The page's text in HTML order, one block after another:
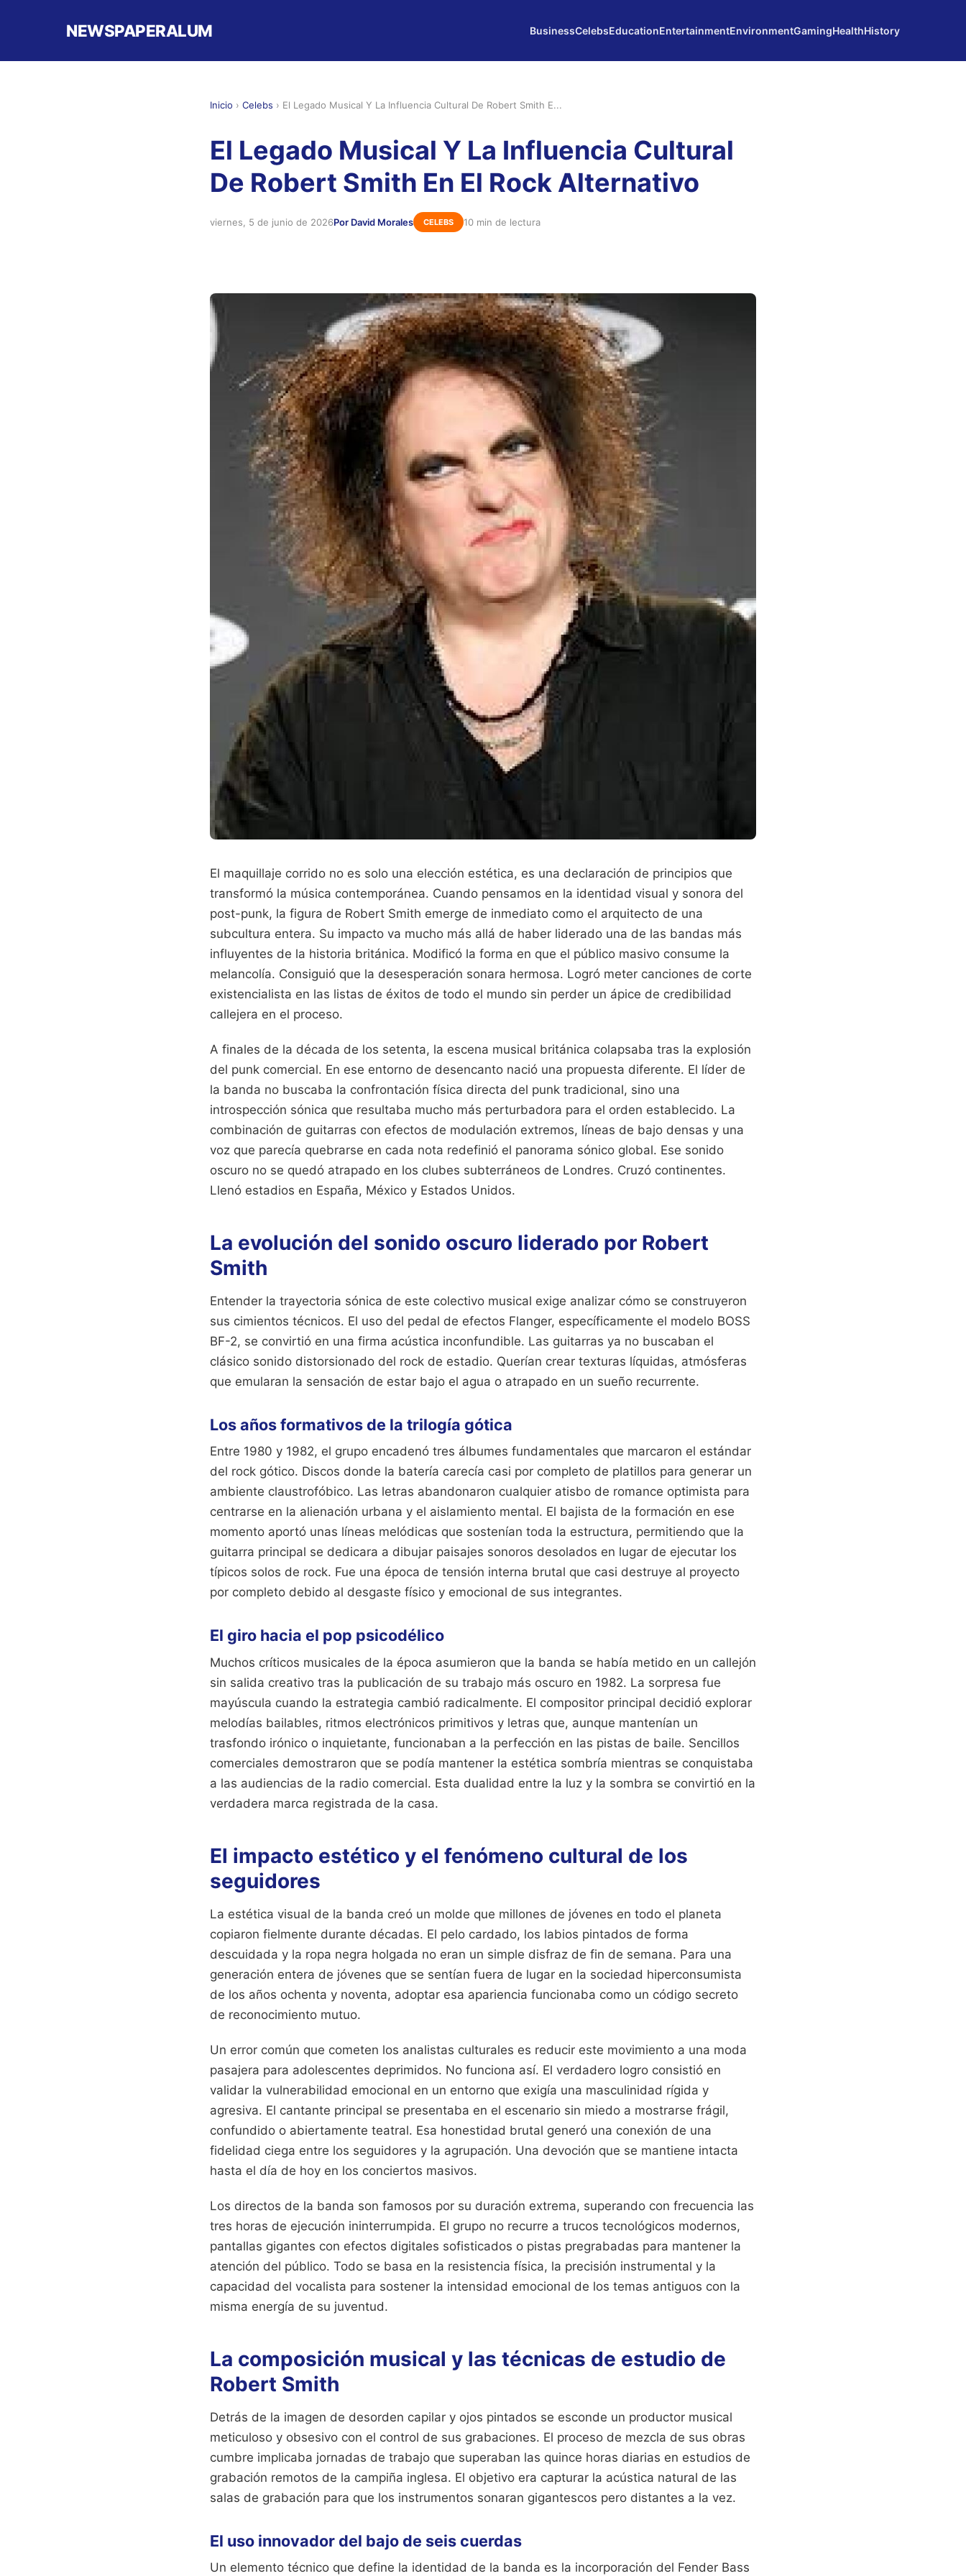
NEWSPAPERALUM BusinessCelebsEducationEntertainmentEnvironmentGamingHealthHistory
Inicio › Celebs › El Legado Musical Y La Influencia Cultural De Robert Smith E...
El Legado Musical Y La Influencia Cultural
De Robert Smith En El Rock Alternativo
viernes, 5 de junio de 2026Por David Morales CELEBS 10 min de lectura
El maquillaje corrido no es solo una elección estética, es una declaración de principios que
transformó la música contemporánea. Cuando pensamos en la identidad visual y sonora del
post-punk, la figura de Robert Smith emerge de inmediato como el arquitecto de una
subcultura entera. Su impacto va mucho más allá de haber liderado una de las bandas más
influyentes de la historia británica. Modificó la forma en que el público masivo consume la
melancolía. Consiguió que la desesperación sonara hermosa. Logró meter canciones de corte
existencialista en las listas de éxitos de todo el mundo sin perder un ápice de credibilidad
callejera en el proceso.
A finales de la década de los setenta, la escena musical británica colapsaba tras la explosión
del punk comercial. En ese entorno de desencanto nació una propuesta diferente. El líder de
la banda no buscaba la confrontación física directa del punk tradicional, sino una
introspección sónica que resultaba mucho más perturbadora para el orden establecido. La
combinación de guitarras con efectos de modulación extremos, líneas de bajo densas y una
voz que parecía quebrarse en cada nota redefinió el panorama sónico global. Ese sonido
oscuro no se quedó atrapado en los clubes subterráneos de Londres. Cruzó continentes.
Llenó estadios en España, México y Estados Unidos.
La evolución del sonido oscuro liderado por Robert
Smith
Entender la trayectoria sónica de este colectivo musical exige analizar cómo se construyeron
sus cimientos técnicos. El uso del pedal de efectos Flanger, específicamente el modelo BOSS
BF-2, se convirtió en una firma acústica inconfundible. Las guitarras ya no buscaban el
clásico sonido distorsionado del rock de estadio. Querían crear texturas líquidas, atmósferas
que emularan la sensación de estar bajo el agua o atrapado en un sueño recurrente.
Los años formativos de la trilogía gótica
Entre 1980 y 1982, el grupo encadenó tres álbumes fundamentales que marcaron el estándar
del rock gótico. Discos donde la batería carecía casi por completo de platillos para generar un
ambiente claustrofóbico. Las letras abandonaron cualquier atisbo de romance optimista para
centrarse en la alienación urbana y el aislamiento mental. El bajista de la formación en ese
momento aportó unas líneas melódicas que sostenían toda la estructura, permitiendo que la
guitarra principal se dedicara a dibujar paisajes sonoros desolados en lugar de ejecutar los
típicos solos de rock. Fue una época de tensión interna brutal que casi destruye al proyecto
por completo debido al desgaste físico y emocional de sus integrantes.
El giro hacia el pop psicodélico
Muchos críticos musicales de la época asumieron que la banda se había metido en un callejón
sin salida creativo tras la publicación de su trabajo más oscuro en 1982. La sorpresa fue
mayúscula cuando la estrategia cambió radicalmente. El compositor principal decidió explorar
melodías bailables, ritmos electrónicos primitivos y letras que, aunque mantenían un
trasfondo irónico o inquietante, funcionaban a la perfección en las pistas de baile. Sencillos
comerciales demostraron que se podía mantener la estética sombría mientras se conquistaba
a las audiencias de la radio comercial. Esta dualidad entre la luz y la sombra se convirtió en la
verdadera marca registrada de la casa.
El impacto estético y el fenómeno cultural de los
seguidores
La estética visual de la banda creó un molde que millones de jóvenes en todo el planeta
copiaron fielmente durante décadas. El pelo cardado, los labios pintados de forma
descuidada y la ropa negra holgada no eran un simple disfraz de fin de semana. Para una
generación entera de jóvenes que se sentían fuera de lugar en la sociedad hiperconsumista
de los años ochenta y noventa, adoptar esa apariencia funcionaba como un código secreto
de reconocimiento mutuo.
Un error común que cometen los analistas culturales es reducir este movimiento a una moda
pasajera para adolescentes deprimidos. No funciona así. El verdadero logro consistió en
validar la vulnerabilidad emocional en un entorno que exigía una masculinidad rígida y
agresiva. El cantante principal se presentaba en el escenario sin miedo a mostrarse frágil,
confundido o abiertamente teatral. Esa honestidad brutal generó una conexión de una
fidelidad ciega entre los seguidores y la agrupación. Una devoción que se mantiene intacta
hasta el día de hoy en los conciertos masivos.
Los directos de la banda son famosos por su duración extrema, superando con frecuencia las
tres horas de ejecución ininterrumpida. El grupo no recurre a trucos tecnológicos modernos,
pantallas gigantes con efectos digitales sofisticados o pistas pregrabadas para mantener la
atención del público. Todo se basa en la resistencia física, la precisión instrumental y la
capacidad del vocalista para sostener la intensidad emocional de los temas antiguos con la
misma energía de su juventud.
La composición musical y las técnicas de estudio de
Robert Smith
Detrás de la imagen de desorden capilar y ojos pintados se esconde un productor musical
meticuloso y obsesivo con el control de sus grabaciones. El proceso de mezcla de sus obras
cumbre implicaba jornadas de trabajo que superaban las quince horas diarias en estudios de
grabación remotos de la campiña inglesa. El objetivo era capturar la acústica natural de las
salas de grabación para que los instrumentos sonaran gigantescos pero distantes a la vez.
El uso innovador del bajo de seis cuerdas
Un elemento técnico que define la identidad de la banda es la incorporación del Fender Bass